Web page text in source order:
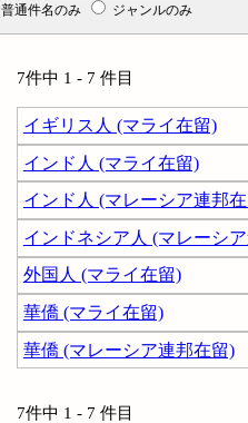
普通件名のみ ジャンルのみ
7件中 1 - 7 件目
イギリス人 (マライ在留)
インド人 (マライ在留)
インド人 (マレーシア連邦
インドネシア人 (マレーシ
外国人 (マライ在留)
華僑 (マライ在留)
華僑 (マレーシア連邦在留)
7件中 1 - 7 件目